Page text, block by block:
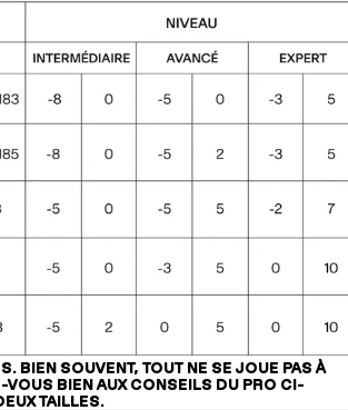
?
votre
BIEN SOUVENT, TOUT NE SE JOUE PAS À
BIEN AUX CONSEILS DU PRO CI-
TAILLES.